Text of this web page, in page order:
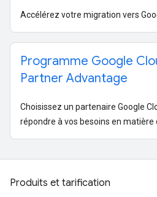
Accélérez votre migration vers
Programme Google
Partner Advantage
Choisissez un partenaire Google
répondre à vos besoins en matière
Produits et tarification